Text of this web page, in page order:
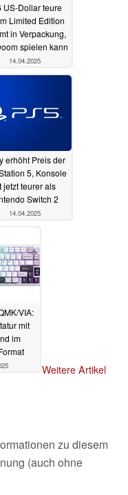
US-Dollar teure
Limited Edition
in Verpackung,
spielen kann
14.04.2025
erhöht Preis der
5, Konsole
jetzt teurer als
Switch 2
14.04.2025
VIA:
mit
im
Weitere Artikel
zu diesem
(auch ohne